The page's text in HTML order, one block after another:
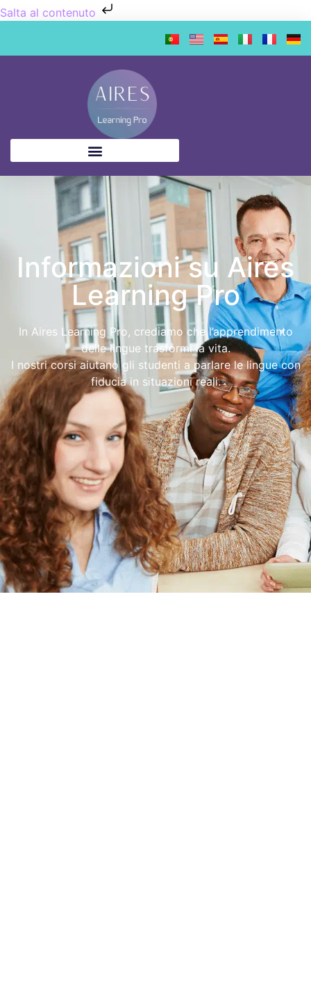
Salta al contenuto
Informazioni su Aires
Learning Pro
In Aires Learning Pro, crediamo che l’apprendimento
delle lingue trasformi la vita.
I nostri corsi aiutano gli studenti a parlare le lingue con
fiducia in situazioni reali.